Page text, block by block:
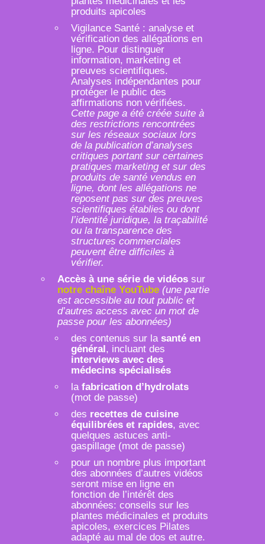
produits apicoles
Vigilance Santé : analyse et
vérification des allégations en
ligne. Pour distinguer
information, marketing et
preuves scientifiques.
Analyses indépendantes pour
protéger le public des
affirmations non vérifiées.
Cette page a été créée suite à
des restrictions rencontrées
sur les réseaux sociaux lors
de la publication d’analyses
critiques portant sur certaines
pratiques marketing et sur des
produits de santé vendus en
ligne, dont les allégations ne
reposent pas sur des preuves
scientifiques établies ou dont
l’identité juridique, la traçabilité
ou la transparence des
structures commerciales
peuvent être difficiles à
vérifier.
Accès à une série de vidéos sur
notre chaîne YouTube (une partie
est accessible au tout public et
d’autres access avec un mot de
passe pour les abonnées)
des contenus sur la santé en
général , incluant des
interviews avec des
médecins spécialisés
la fabrication d’hydrolats
(mot de passe)
des recettes de cuisine
équilibrées et rapides, avec
quelques astuces anti-
gaspillage (mot de passe)
pour un nombre plus important
des abonnées d’autres vidéos
seront mise en ligne en
fonction de l’intérêt des
abonnées: conseils sur les
plantes médicinales et produits
apicoles, exercices Pilates
adapté au mal de dos et autre.